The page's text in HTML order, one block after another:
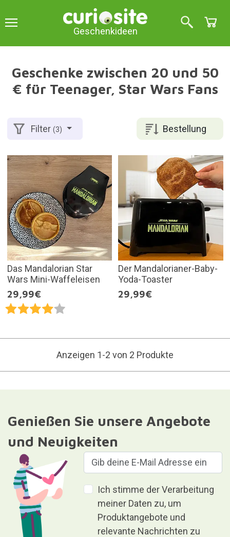
Geschenkideen
Geschenke zwischen 20 und 50
€ für Teenager, Star Wars Fans
Bestellung
Filter(3)
Das Mandalorian Star
Wars Mini-Waffeleisen
29,99€
Der Mandalorianer-Baby-
Yoda-Toaster
29,99€
Anzeigen 1-2 von 2 Produkte
Genießen Sie unsere Angebote
und Neuigkeiten
Ich stimme der Verarbeitung
meiner Daten zu, um
Produktangebote und
relevante Nachrichten zu